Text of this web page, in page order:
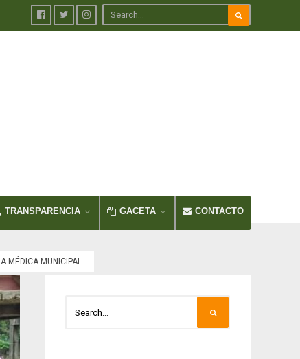
TRANSPARENCIA GACETA CONTACTO
MÉDICA MUNICIPAL.